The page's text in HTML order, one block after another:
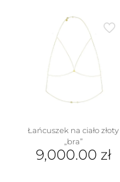
Łańcuszek na ciało złoty
„bra”
9,000.00 zł